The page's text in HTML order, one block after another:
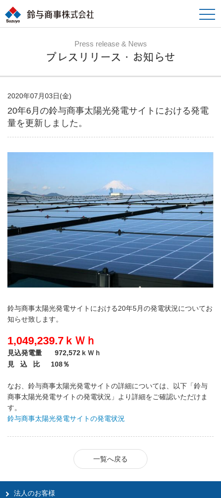
toggle
Press release & News
プレスリリース・お知らせ
2020年07月03日(金)
20年6月の鈴与商事太陽光発電サイトにおける発電
量を更新しました。
鈴与商事太陽光発電サイトにおける20年5月の発電状況についてお
知らせ致します。
1,049,239.7 ｋＷｈ
見込発電量 972,572 ｋＷｈ
見 込 比 108％
なお、鈴与商事太陽光発電サイトの詳細については、
以下「鈴与
商事太陽光発電サイトの発電状況」より詳細をご確認いただけま
す。
鈴与商事太陽光発電サイトの発電状況
一覧へ戻る
法人のお客様